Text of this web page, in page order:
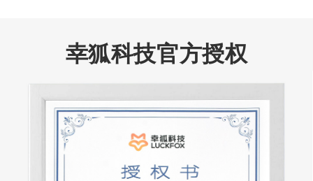
幸狐科技官方授权